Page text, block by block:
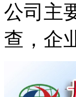
公司主
查，企